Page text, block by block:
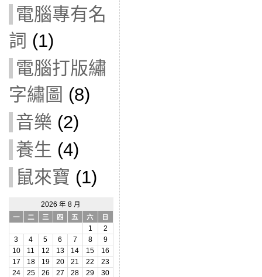
電腦專有名
詞 (1)
電腦打版繡
字繡圖 (8)
音樂 (2)
養生 (4)
鼠來寶 (1)
2026 年 8 月
一
二 三 四 五 六
日
1
2
3
4 5 6 7 8
9
10
11 12 13 14 15
16
17
18 19 20 21 22
23
24
25 26 27 28 29
30